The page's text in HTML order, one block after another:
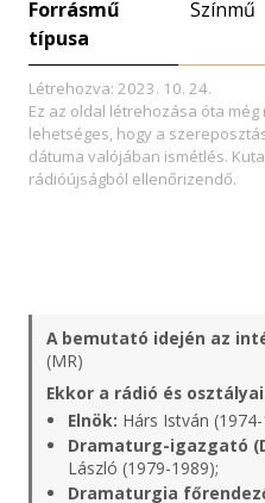
Forrásmű
típusa
Színmű
Létrehozva: 2023. 10. 24.
Ez az oldal létrehozása óta
lehetséges, hogy a
dátuma valójában ismétlés.
rádióújságból ellenőrizendő.
A bemutató idején az
(MR)
Ekkor a rádió és
Elnök: Hárs István
Dramaturg-igazgató
László (1979-1989);
Dramaturgia